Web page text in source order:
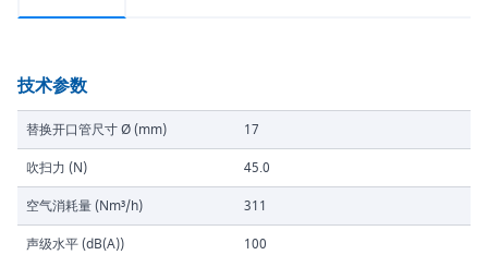
技术参数
替换开口管尺寸 Ø (mm)
17
吹扫力 (N)
45.0
空气消耗量 (Nm³/h)
311
声级水平 (dB(A))
100